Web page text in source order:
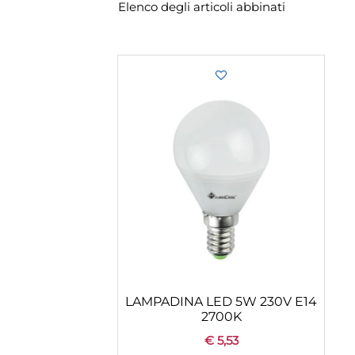
Elenco degli articoli abbinati
Quantity
LAMPADINA LED 5W 230V E14
2700K
€ 5,53